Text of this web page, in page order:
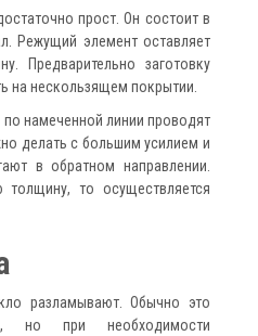
прост. Он состоит в
Режущий элемент оставляет
Предварительно заготовку
на нескользящем покрытии.
намеченной линии проводят
делать с большим усилием и
в обратном направлении.
то осуществляется
разламывают. Обычно это
но при необходимости